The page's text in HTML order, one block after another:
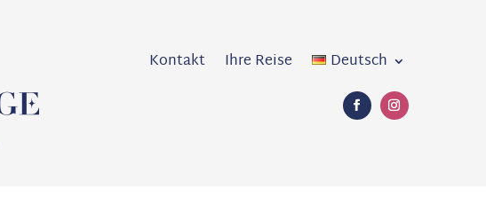
Kontakt Ihre Reise Deutsch